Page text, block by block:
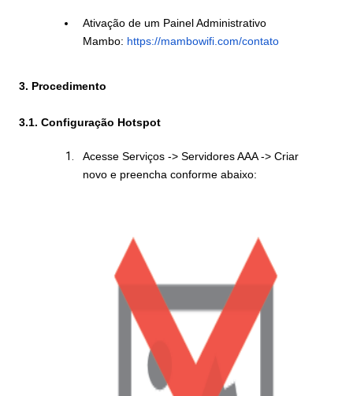
Ativação de um Painel Administrativo
Mambo: https://mambowifi.com/contato
3. Procedimento
3.1. Configuração Hotspot
Acesse Serviços -> Servidores AAA -> Criar
novo e preencha conforme abaixo: